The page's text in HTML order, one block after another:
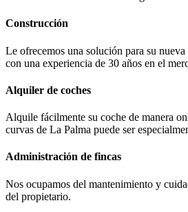
Construcción
Le ofrecemos una solución para su
con una experiencia de 30 años en el
Alquiler de coches
Alquile fácilmente su coche de manera
curvas de La Palma puede ser
Administración de fincas
Nos ocupamos del mantenimiento y
del propietario.